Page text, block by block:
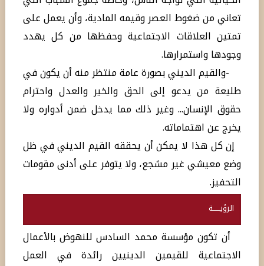
تعاني من ضغوط العصر وقيمه المادية، وأن يعمل على
تمتين العلاقات الاجتماعية وحفظها من كل يهدد
وجودها واستمرارها.
-والقيم الديني بصورة عامة منتظر منه أن يكون في
طليعة من يدعو إلى الحق والخير والعدل واحترام
حقوق الإنسان... وغير ذلك مما يدخل ضمن أدواره ولا
يخرج عن اهتماماته.
إن كل هذا لا يمكن أن يحققه القيم الديني في ظل
وضع معيشي غير مشجع، ولا يتوفر على أدنى مقومات
التحفيز.
الرؤيــــــة
أن تكون مؤسسة محمد السادس للنهوض بالأعمال
الاجتماعية للقيمين الدينيين رائدة في العمل